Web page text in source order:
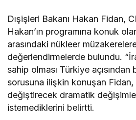
Dışişleri Bakanı Hakan Fidan,
Hakan’ın programına konuk
arasındaki nükleer
değerlendirmelerde bulundu.
sahip olması Türkiye açısından
sorusuna ilişkin konuşan
değiştirecek dramatik
istemediklerini belirtti.